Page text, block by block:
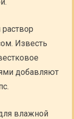
Известь
добавляют
влажной